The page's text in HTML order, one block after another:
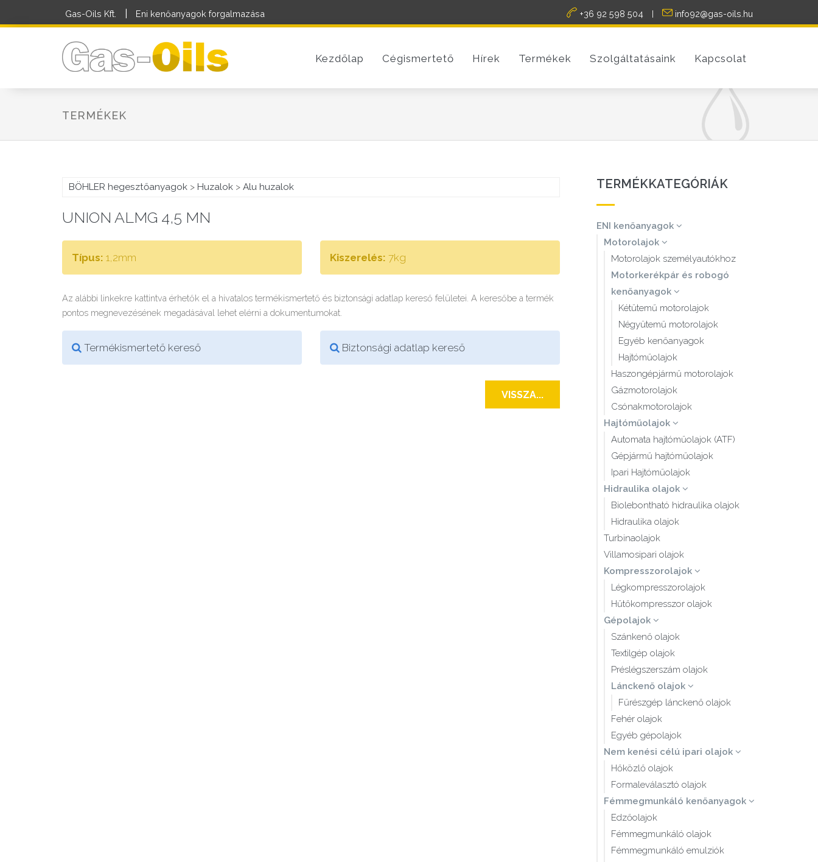
Gas-Oils Kft. Eni kenőanyagok forgalmazása +36 92 598 504 info92@gas-oils.hu
Kezdőlap Cégismertető Hírek Termékek Szolgáltatásaink Kapcsolat
TERMÉKEK
BÖHLER hegesztőanyagok > Huzalok > Alu huzalok
UNION ALMG 4,5 MN
Típus: 1,2mm Kiszerelés: 7kg
Az alábbi linkekre kattintva érhetők el a hivatalos termékismertető és biztonsági adatlap kereső felületei. A keresőbe a termék
pontos megnevezésének megadásával lehet elérni a dokumentumokat.
Termékismertető kereső Biztonsági adatlap kereső
VISSZA...
TERMÉKKATEGÓRIÁK
ENI kenőanyagok
Motorolajok
Motorolajok személyautókhoz
Motorkerékpár és robogó
kenőanyagok
Kétütemű motorolajok
Négyütemű motorolajok
Egyéb kenőanyagok
Hajtóműolajok
Haszongépjármű motorolajok
Gázmotorolajok
Csónakmotorolajok
Hajtóműolajok
Automata hajtóműolajok (ATF)
Gépjármű hajtóműolajok
Ipari Hajtóműolajok
Hidraulika olajok
Biolebontható hidraulika olajok
Hidraulika olajok
Turbinaolajok
Villamosipari olajok
Kompresszorolajok
Légkompresszorolajok
Hűtőkompresszor olajok
Gépolajok
Szánkenő olajok
Textilgép olajok
Préslégszerszám olajok
Lánckenő olajok
Fűrészgép lánckenő olajok
Fehér olajok
Egyéb gépolajok
Nem kenési célú ipari olajok
Hőközlő olajok
Formaleválasztó olajok
Fémmegmunkáló kenőanyagok
Edzőolajok
Fémmegmunkáló olajok
Fémmegmunkáló emulziók